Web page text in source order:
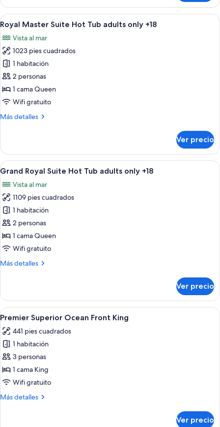
Ocean
View
Double
Abrir
todas
las
fotos
de
Royal
Master
Suite
Tub
+18
Habitación de hotel con una cama
7
Royal Master Suite Hot Tub adults only +18
Vista al mar
1023 pies cuadrados
1 habitación
2 personas
1 cama Queen
Wifi gratuito
Más detalles
Más
Master
Suite
Hot
adults
only
+18
Ver precio
Abrir
todas
las
fotos
de
Grand
Royal
Suite
Tub
+18
Una habitación de hotel amplia con
7
Grand Royal Suite Hot Tub adults only +18
Vista al mar
1109 pies cuadrados
1 habitación
2 personas
1 cama Queen
Wifi gratuito
Más detalles
Más
Royal
Suite
Hot
adults
only
+18
Ver precio
Abrir
todas
las
fotos
de
Premier
Superior
Front
Habitación de hotel con una cama
6
Premier Superior Ocean Front King
441 pies cuadrados
1 habitación
3 personas
1 cama King
Wifi gratuito
Más detalles
Más
Ver precio